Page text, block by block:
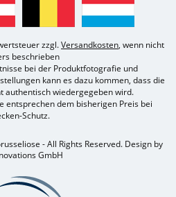
zzgl.Versandkosten, wenn nicht
beschrieben
bei der Produktfotografie und
kann es dazu kommen, dass die
authentisch wiedergegeben wird.
entsprechen dem bisherigen Preis bei
Schutz.
- All Rights Reserved. Design by
GmbH